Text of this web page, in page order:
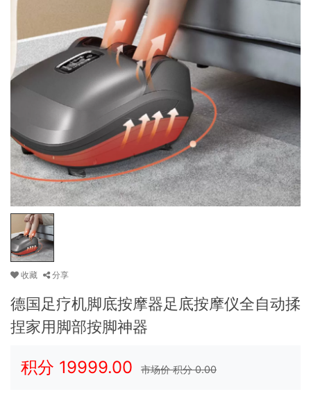
收藏 分享
德国足疗机脚底按摩器足底按摩仪全自动揉
捏家用脚部按脚神器
积分 19999.00 市场价 积分0.00